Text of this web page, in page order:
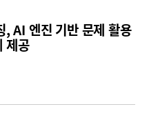
, AI 엔진 기반 문제 활용
제공